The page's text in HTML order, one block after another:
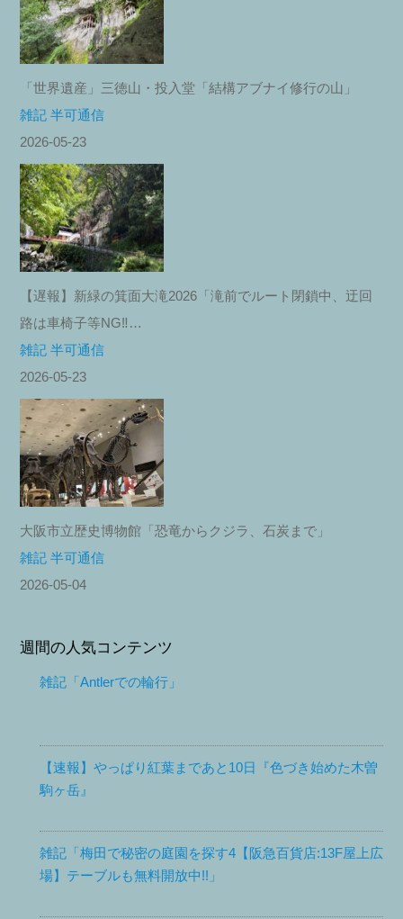
「世界遺産」三徳山・投入堂「結構アブナイ修行の山」
雑記 半可通信
2026-05-23
【遅報】新緑の箕面大滝2026「滝前でルート閉鎖中、迂回
路は車椅子等NG‼︎…
雑記 半可通信
2026-05-23
大阪市立歴史博物館「恐竜からクジラ、石炭まで」
雑記 半可通信
2026-05-04
週間の人気コンテンツ
雑記「Antlerでの輪行」
【速報】やっぱり紅葉まであと10日『色づき始めた木曽
駒ヶ岳』
雑記「梅田で秘密の庭園を探す4【阪急百貨店:13F屋上広
場】テーブルも無料開放中!!」